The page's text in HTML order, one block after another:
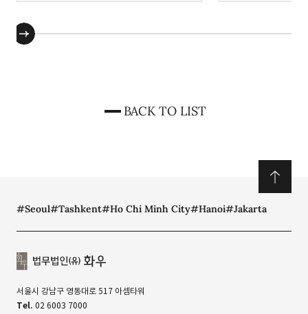
업체에 대한 전방위적 대응
수사 대응 : 기소유예
육군 장성을 대리하여 육군참모총장의 파면처분
[주요 자문실적]
BACK TO LIST
#Seoul#Tashkent#Ho Chi Minh City#Hanoi#Jakarta
서울시 강남구 영동대로 517 아셈타워
Tel. 02 6003 7000